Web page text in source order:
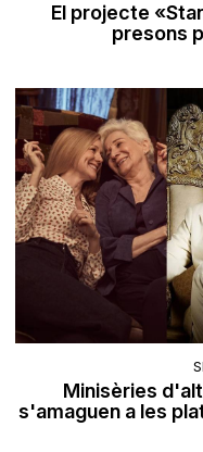
El projecte
presons
Minisèries
s'amaguen a les